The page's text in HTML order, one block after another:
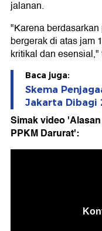
jalanan.
"Karena
bergerak di atas jam
kritikal dan
Baca juga:
Skema
Jakarta Dibagi
Simak video
PPKM Darurat':